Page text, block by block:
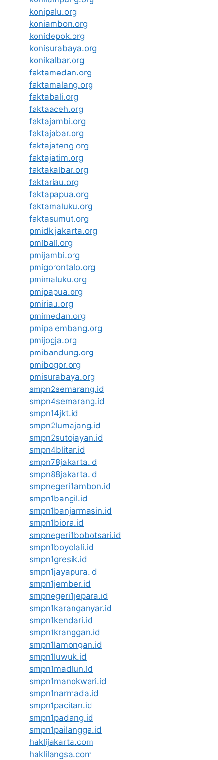
konipalu.org
koniambon.org
konidepok.org
konisurabaya.org
konikalbar.org
faktamedan.org
faktamalang.org
faktabali.org
faktaaceh.org
faktajambi.org
faktajabar.org
faktajateng.org
faktajatim.org
faktakalbar.org
faktariau.org
faktapapua.org
faktamaluku.org
faktasumut.org
pmidkijakarta.org
pmibali.org
pmijambi.org
pmigorontalo.org
pmimaluku.org
pmipapua.org
pmiriau.org
pmimedan.org
pmipalembang.org
pmijogja.org
pmibandung.org
pmibogor.org
pmisurabaya.org
smpn2semarang.id
smpn4semarang.id
smpn14jkt.id
smpn2lumajang.id
smpn2sutojayan.id
smpn4blitar.id
smpn78jakarta.id
smpn88jakarta.id
smpnegeri1ambon.id
smpn1bangil.id
smpn1banjarmasin.id
smpn1biora.id
smpnegeri1bobotsari.id
smpn1boyolali.id
smpn1gresik.id
smpn1jayapura.id
smpn1jember.id
smpnegeri1jepara.id
smpn1karanganyar.id
smpn1kendari.id
smpn1kranggan.id
smpn1lamongan.id
smpn1luwuk.id
smpn1madiun.id
smpn1manokwari.id
smpn1narmada.id
smpn1pacitan.id
smpn1padang.id
smpn1pailangga.id
haklijakarta.com
haklilangsa.com